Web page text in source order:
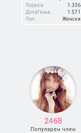
Пораки:
1.336
Допаѓања:
1.571
Пол:
Женски
2468
Популарен член